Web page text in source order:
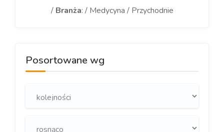
/ Branża: / Medycyna / Przychodnie
Posortowane wg